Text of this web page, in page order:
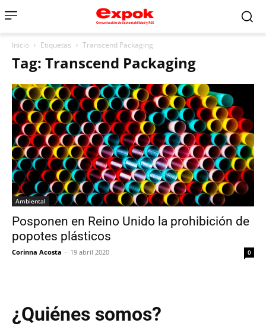
Inicio Etiquetas Transcend Packaging
Tag: Transcend Packaging
Ambiental
Posponen en Reino Unido la prohibición de
popotes plásticos
Corinna Acosta - 19 abril 2020 0
¿Quiénes somos?